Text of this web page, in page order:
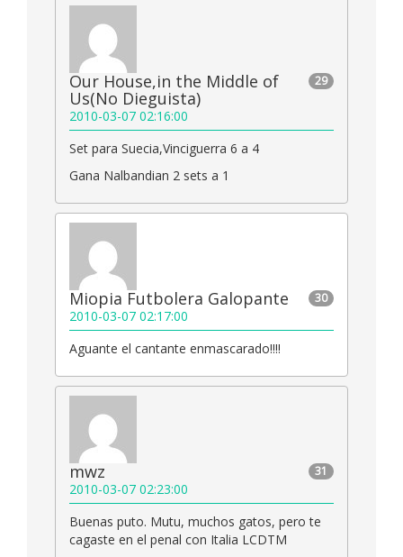
29
Our House,in the Middle of
Us(No Dieguista)
2010-03-07 02:16:00
Set para Suecia,Vinciguerra 6 a 4
Gana Nalbandian 2 sets a 1
30
Miopia Futbolera Galopante
2010-03-07 02:17:00
Aguante el cantante enmascarado!!!!
31
mwz
2010-03-07 02:23:00
Buenas puto. Mutu, muchos gatos, pero te
cagaste en el penal con Italia LCDTM